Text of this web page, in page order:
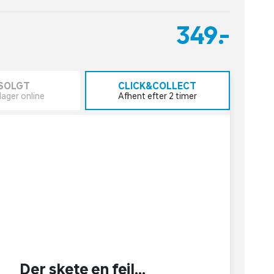
349,-
online
CLICK&COLLECT
Afhent efter 2 timer
Der skete en fejl...